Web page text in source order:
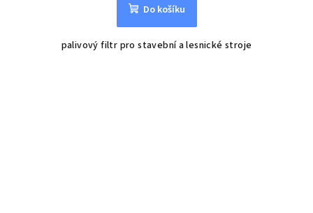
Do košíku
palivový filtr pro stavební a lesnické stroje